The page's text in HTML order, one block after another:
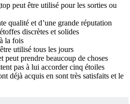
peut être utilisé pour les sorties ou
qualité et d’une grande réputation
discrètes et solides
la fois
utilisé tous les jours
peut prendre beaucoup de choses
pas à lui accorder cinq étoiles
déjà acquis en sont très satisfaits et le